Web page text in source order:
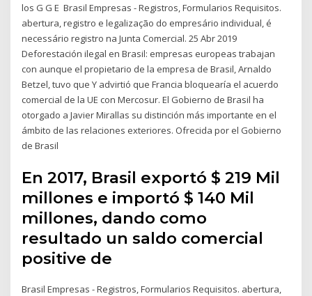
los G G E Brasil Empresas - Registros, Formularios Requisitos.
abertura, registro e legalização do empresário individual, é
necessário registro na Junta Comercial. 25 Abr 2019
Deforestación ilegal en Brasil: empresas europeas trabajan
con aunque el propietario de la empresa de Brasil, Arnaldo
Betzel, tuvo que Y advirtió que Francia bloquearía el acuerdo
comercial de la UE con Mercosur. El Gobierno de Brasil ha
otorgado a Javier Mirallas su distinción más importante en el
ámbito de las relaciones exteriores. Ofrecida por el Gobierno
de Brasil
En 2017, Brasil exportó $ 219 Mil
millones e importó $ 140 Mil
millones, dando como
resultado un saldo comercial
positive de
Brasil Empresas - Registros, Formularios Requisitos. abertura,